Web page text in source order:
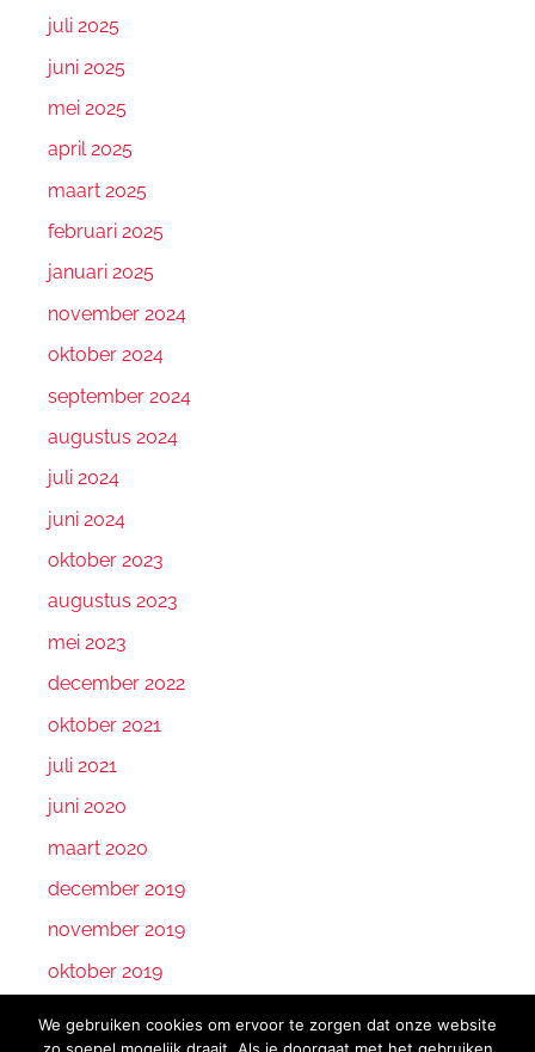
juli 2025
juni 2025
mei 2025
april 2025
maart 2025
februari 2025
januari 2025
november 2024
oktober 2024
september 2024
augustus 2024
juli 2024
juni 2024
oktober 2023
augustus 2023
mei 2023
december 2022
oktober 2021
juli 2021
juni 2020
maart 2020
december 2019
november 2019
oktober 2019
We gebruiken cookies om ervoor te zorgen dat onze website